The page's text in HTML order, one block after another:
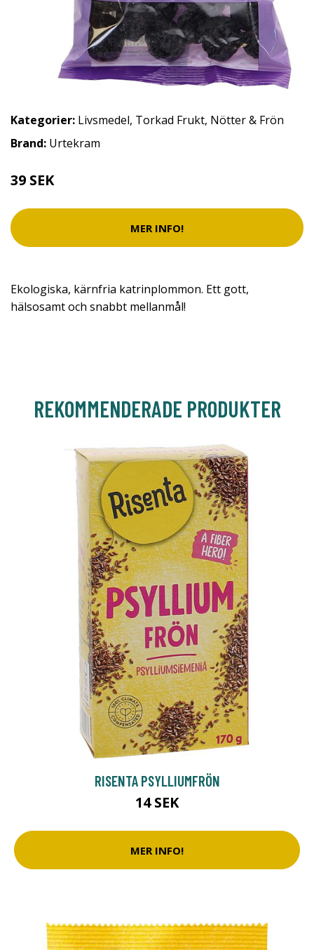
Kategorier: Livsmedel, Torkad Frukt, Nötter & Frön
Brand: Urtekram
39 SEK
MER INFO!
Ekologiska, kärnfria katrinplommon. Ett gott,
hälsosamt och snabbt mellanmål!
REKOMMENDERADE PRODUKTER
RISENTA PSYLLIUMFRÖN
14 SEK
MER INFO!